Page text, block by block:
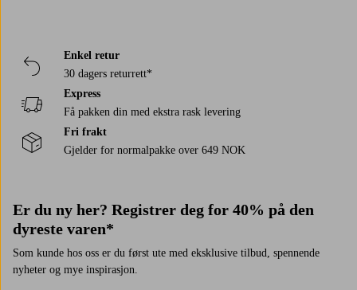
Enkel retur
30 dagers returrett*
Express
Få pakken din med ekstra rask levering
Fri frakt
Gjelder for normalpakke over 649 NOK
Er du ny her? Registrer deg for 40% på den
dyreste varen*
Som kunde hos oss er du først ute med eksklusive tilbud, spennende
nyheter og mye inspirasjon.